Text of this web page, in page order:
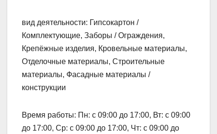
вид деятельности: Гипсокартон /
Комплектующие, Заборы / Ограждения,
Крепёжные изделия, Кровельные материалы,
Отделочные материалы, Строительные
материалы, Фасадные материалы /
конструкции
Время работы: Пн: с 09:00 до 17:00, Вт: с 09:00
до 17:00, Ср: с 09:00 до 17:00, Чт: с 09:00 до